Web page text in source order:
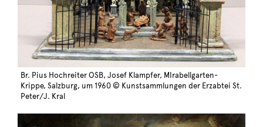
Br. Pius Hochreiter OSB, Josef Klampfer, MIrabellgarten-
Krippe, Salzburg, um 1960 © Kunstsammlungen der Erzabtei St.
Peter/J. Kral